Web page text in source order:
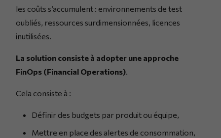
les coûts s’accumulent : environnements de test
oubliés, ressources surdimensionnées, licences
inutilisées.
La solution consiste à adopter une approche
FinOps (Financial Operations).
Cela consiste à :
Définir des budgets par produit ou équipe,
Mettre en place des alertes de consommation,